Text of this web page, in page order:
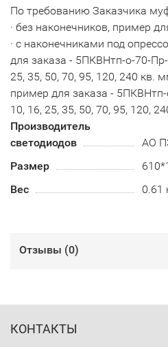
По требованию Заказчика
· без наконечников, пример
· с наконечниками под
для заказа - 5ПКВНтп-о-70-
25, 35, 50, 70, 95, 120, 240 кв.
пример для заказа -
10, 16, 25, 35, 50, 70, 95, 120,
Производитель
светодиодов
АО
Размер
Вес
0.61
Отзывы (0)
КОНТАКТЫ